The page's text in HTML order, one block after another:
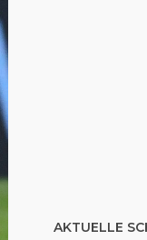
AKTUELLE